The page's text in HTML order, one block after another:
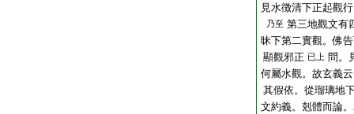
見水徴清下正起觀
乃至 第三地觀文有
昧下第二實觀。佛
顯觀邪正 已上 問。
何屬水觀。故玄義
其假依。從瑠璃地
文約義。剋體而論